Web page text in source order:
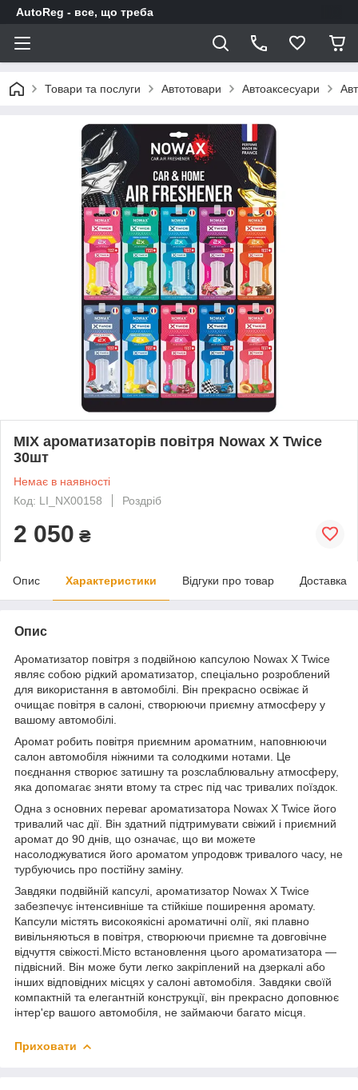
AutoReg - все, що треба
Товари та послуги Автотовари Автоаксесуари
MIX ароматизаторів повітря Nowax X Twice
30шт
Немає в наявності
Код: LI_NX00158
Роздріб
2 050 ₴
Опис Характеристики Відгуки про товар Доставка
Опис
Ароматизатор повітря з подвійною капсулою Nowax X Twice
являє собою рідкий ароматизатор, спеціально розроблений
для використання в автомобілі. Він прекрасно освіжає й
очищає повітря в салоні, створюючи приємну атмосферу у
вашому автомобілі.
Аромат робить повітря приємним ароматним, наповнюючи
салон автомобіля ніжними та солодкими нотами. Це
поєднання створює затишну та розслаблювальну атмосферу,
яка допомагає зняти втому та стрес під час тривалих поїздок.
Одна з основних переваг ароматизатора Nowax X Twice його
тривалий час дії. Він здатний підтримувати свіжий і приємний
аромат до 90 днів, що означає, що ви можете
насолоджуватися його ароматом упродовж тривалого часу, не
турбуючись про постійну заміну.
Завдяки подвійній капсулі, ароматизатор Nowax X Twice
забезпечує інтенсивніше та стійкіше поширення аромату.
Капсули містять високоякісні ароматичні олії, які плавно
вивільняються в повітря, створюючи приємне та довговічне
відчуття свіжості.Місто встановлення цього ароматизатора —
підвісний. Він може бути легко закріплений на дзеркалі або
інших відповідних місцях у салоні автомобіля. Завдяки своїй
компактній та елегантній конструкції, він прекрасно доповнює
інтер'єр вашого автомобіля, не займаючи багато місця.
Приховати